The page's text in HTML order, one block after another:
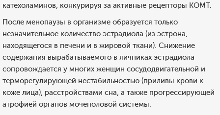
катехоламинов, конкурируя за активные рецепторы КОМТ.
После менопаузы в организме образуется только
незначительное количество эстрадиола (из эстрона,
находящегося в печени и в жировой ткани). Снижение
содержания вырабатываемого в яичниках эстрадиола
сопровождается у многих женщин сосудодвигательной и
терморегулирующей нестабильностью (приливы крови к
коже лица), расстройствами сна, а также прогрессирующей
атрофией органов мочеполовой системы.